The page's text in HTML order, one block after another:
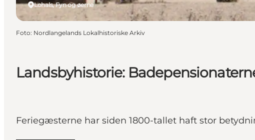
Landsbyhistorie:
Feriegæsterne har siden 1800-tallet haft stor
Lohals, Fyn og øerne
Foto: Nordlangelands Lokalhistoriske Arkiv